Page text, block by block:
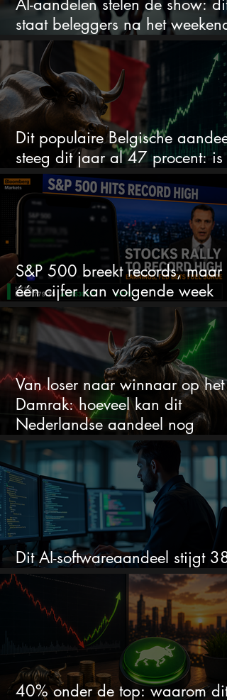
AI-aandelen stelen de show: dit
staat beleggers na het weekend
te wachten
Dit populaire Belgische aandeel
steeg dit jaar al 47 procent: is
ruimte voor meer?
S&P 500 breekt records, maar
één cijfer kan volgende week
alles veranderen
Van loser naar winnaar op het
Damrak: hoeveel kan dit
Nederlandse aandeel nog
stijgen?
Dit AI-softwareaandeel stijgt
en zet de SaaS-crash op zijn
40% onder de top: waarom dit